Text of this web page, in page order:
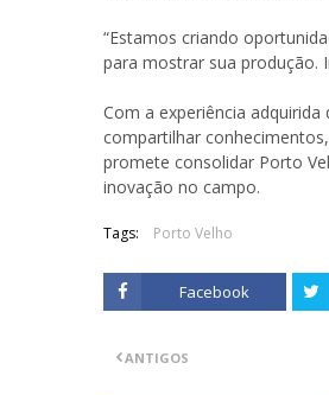
“Estamos criando
para mostrar sua produção.
Com a experiência
compartilhar
promete consolidar Porto
inovação no campo.
Tags: Porto Velho
Facebook
ANTIGOS